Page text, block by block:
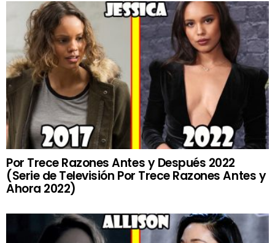
Por Trece Razones Antes y Después 2022
(Serie de Televisión Por Trece Razones Antes y
Ahora 2022)